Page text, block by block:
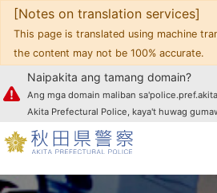
Upang mag-text
Naipakita ang tamang domain?
Ang mga domain maliban
Akita Prefectural Police, kaya't huwag
[Notes on translation services]
This page is translated using machine
the content may not be 100% accurate.